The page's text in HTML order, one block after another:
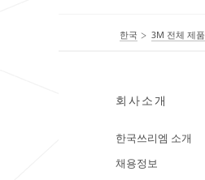
한국 3M 전체 제품
회사소개
한국쓰리엠 소개
채용정보